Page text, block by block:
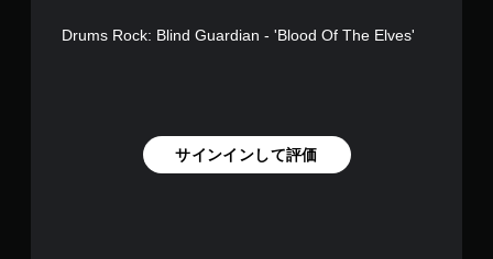
Drums Rock: Blind Guardian - 'Blood Of The Elves'
サインインして評価